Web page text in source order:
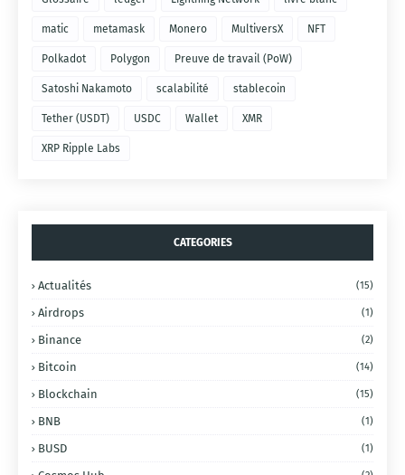
matic metamask Monero MultiversX NFT
Polkadot Polygon Preuve de travail (PoW)
Satoshi Nakamoto scalabilité stablecoin
Tether (USDT) USDC Wallet XMR
XRP Ripple Labs
CATEGORIES
Actualités (15)
Airdrops (1)
Binance (2)
Bitcoin (14)
Blockchain (15)
BNB (1)
BUSD (1)